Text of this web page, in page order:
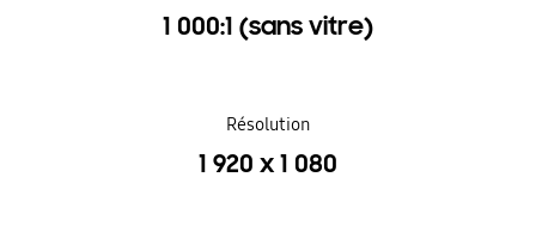
1 000:1 (sans vitre)
Résolution
1 920 x 1 080